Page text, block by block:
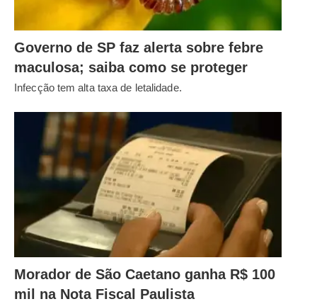
Governo de SP faz alerta sobre febre
maculosa; saiba como se proteger
Infecção tem alta taxa de letalidade.
Morador de São Caetano ganha R$ 100
mil na Nota Fiscal Paulista